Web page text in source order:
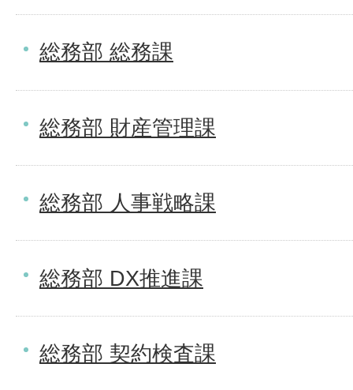
総務部 総務課
総務部 財産管理課
総務部 人事戦略課
総務部 DX推進課
総務部 契約検査課